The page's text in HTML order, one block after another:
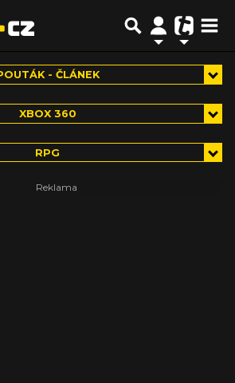
- ČLÁNEK
XBOX 360
RPG